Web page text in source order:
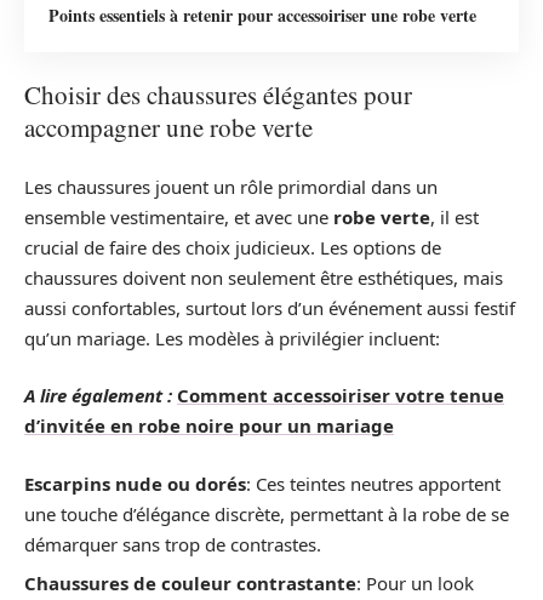
Points essentiels à retenir pour accessoiriser une robe verte
Choisir des chaussures élégantes pour
accompagner une robe verte
Les chaussures jouent un rôle primordial dans un
ensemble vestimentaire, et avec une robe verte, il est
crucial de faire des choix judicieux. Les options de
chaussures doivent non seulement être esthétiques, mais
aussi confortables, surtout lors d’un événement aussi festif
qu’un mariage. Les modèles à privilégier incluent:
A lire également : Comment accessoiriser votre tenue
d’invitée en robe noire pour un mariage
Escarpins nude ou dorés: Ces teintes neutres apportent
une touche d’élégance discrète, permettant à la robe de se
démarquer sans trop de contrastes.
Chaussures de couleur contrastante: Pour un look